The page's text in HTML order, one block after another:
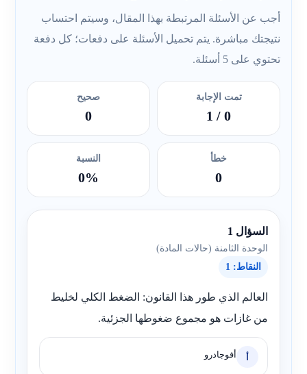
أجب عن الأسئلة المرتبطة بهذا المقال، وسيتم احتساب
نتيجتك مباشرة. يتم تحميل الأسئلة على دفعات؛ كل دفعة
تحتوي على 5 أسئلة.
تمت الإجابة
0
/ 1
صحيح
0
خطأ
0
النسبة
0%
السؤال 1
الوحدة الثامنة (حالات المادة)
النقاط: 1
العالم الذي طور هذا القانون: الضغط الكلي لخليط
من غازات هو مجموع ضغوطها الجزئية.
أ أفوجادرو